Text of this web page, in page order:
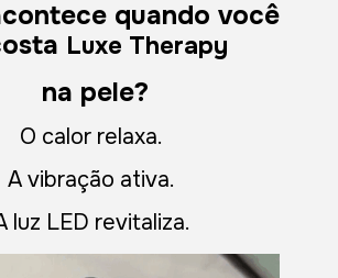
quando você
Luxe Therapy
na pele?
O calor relaxa.
A vibração ativa.
luz LED revitaliza.